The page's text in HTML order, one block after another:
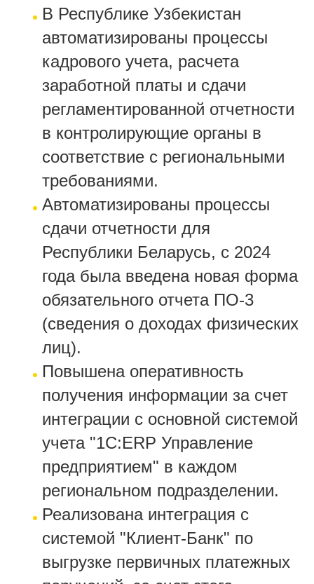
В Республике Узбекистан
автоматизированы процессы
кадрового учета, расчета
заработной платы и сдачи
регламентированной отчетности
в контролирующие органы в
соответствие с региональными
требованиями.
Автоматизированы процессы
сдачи отчетности для
Республики Беларусь, с 2024
года была введена новая форма
обязательного отчета ПО-3
(сведения о доходах физических
лиц).
Повышена оперативность
получения информации за счет
интеграции с основной системой
учета "1С:ERP Управление
предприятием" в каждом
региональном подразделении.
Реализована интеграция с
системой "Клиент-Банк" по
выгрузке первичных платежных